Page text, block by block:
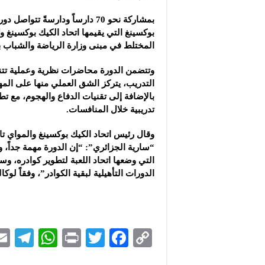
موقع “نيوز بيردز”:
شركة “قمم الجودة
بمشاركة نحو 70 دارساً ودارسةً
بوكسينغ التي يقيمها اتحاد الكيك بوكسينغ
المختلط في مبنى وزارة الرياضة
وتتضمن الدورة محاضرات نظرية وعملية
التدريب، يتركز الشق العملي منها على
بالإضافة إلى تقنيات الدفاع والهجوم، مع
تدريبية خلال المنافسات.
وقال رئيس اتحاد الكيك بوكسينغ والمواي
“سارية الجزائري”: “إن الدورة مهمة
التي وضعها اتحاد اللعبة لتطوير كوادره،
الدورات التأهيلية لبقية الكوادر”، وفقاً
C
F
T
P
W